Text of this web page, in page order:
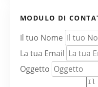
MODULO DI
Il tuo Nome
La tua Email
Oggetto